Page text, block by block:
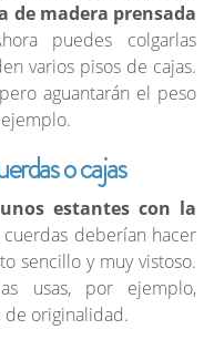
de madera prensada
puedes colgarlas
varios pisos de cajas.
aguantarán el peso
o cajas
estantes con la
cuerdas deberían hacer
sencillo y muy vistoso.
usas, por ejemplo,
originalidad.